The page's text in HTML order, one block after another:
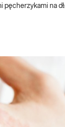
na